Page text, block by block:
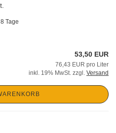
Tage
53,50 EUR
76,43 EUR pro Liter
inkl. 19% MwSt. zzgl. Versand